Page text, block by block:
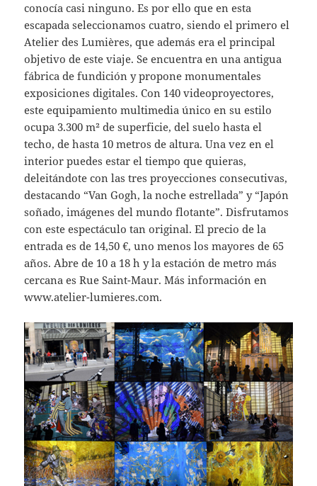
conocía casi ninguno. Es por ello que en esta
escapada seleccionamos cuatro, siendo el primero el
Atelier des Lumières, que además era el principal
objetivo de este viaje. Se encuentra en una antigua
fábrica de fundición y propone monumentales
exposiciones digitales. Con 140 videoproyectores,
este equipamiento multimedia único en su estilo
ocupa 3.300 m² de superficie, del suelo hasta el
techo, de hasta 10 metros de altura. Una vez en el
interior puedes estar el tiempo que quieras,
deleitándote con las tres proyecciones consecutivas,
destacando “Van Gogh, la noche estrellada” y “Japón
soñado, imágenes del mundo flotante”. Disfrutamos
con este espectáculo tan original. El precio de la
entrada es de 14,50 €, uno menos los mayores de 65
años. Abre de 10 a 18 h y la estación de metro más
cercana es Rue Saint-Maur. Más información en
www.atelier-lumieres.com.